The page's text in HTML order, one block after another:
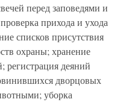
перед заповедями и
прихода и ухода
списков присутствия
охраны; хранение
регистрация деяний
дворцовых
уборка